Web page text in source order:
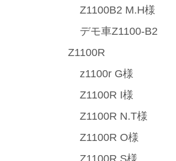
Z1100B2 M.H様
デモ車Z1100-B2
Z1100R
z1100r G様
Z1100R I様
Z1100R N.T様
Z1100R O様
Z1100R S様